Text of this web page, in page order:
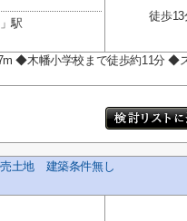
」駅
徒歩13
◆木幡小学校まで徒歩約11分 ◆
土地 建築条件無し